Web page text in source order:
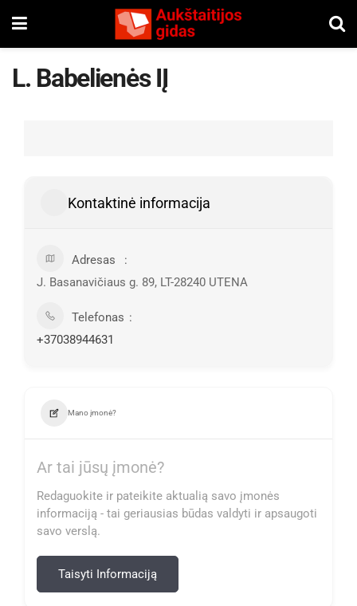
L. Babelienės IĮ
Kontaktinė informacija
Adresas
J. Basanavičiaus g. 89, LT-28240 UTENA
Telefonas
+37038944631
Mano įmonė?
Ar tai jūsų įmonė?
Redaguokite ir pateikite aktualią savo įmonės
informaciją - tai geriausias būdas valdyti ir apsaugoti
savo verslą.
Taisyti Informaciją